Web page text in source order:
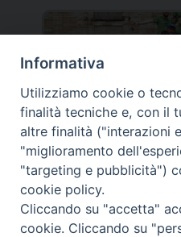
Torna il Campo Missionario
Informativa
Utilizziamo cookie o
finalità tecniche e, con il
altre finalità ("interazioni
"miglioramento
"targeting e pubblicità")
cookie policy.
Cliccando su "accetta"
cookie. Cliccando su